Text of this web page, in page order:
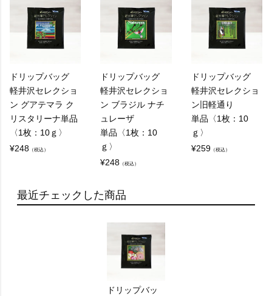
ドリップバッグ
軽井沢セレクショ
ン グアテマラ ク
リスタリーナ単品
〈1枚：10ｇ〉
¥248 （税込）
ドリップバッグ
軽井沢セレクショ
ン ブラジル ナチ
ュレーザ
単品〈1枚：10
ｇ〉
¥248 （税込）
ドリップバッグ
軽井沢セレクショ
ン旧軽通り
単品〈1枚：10
ｇ〉
¥259（税込）
最近チェックした商品
ドリップバッ